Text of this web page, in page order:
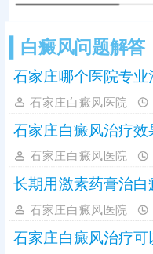
白癜风问题解答
石家庄哪个医院专业
石家庄白癜风医院
石家庄白癜风治疗
石家庄白癜风医院
长期用激素药膏治白
石家庄白癜风医院
石家庄白癜风治疗